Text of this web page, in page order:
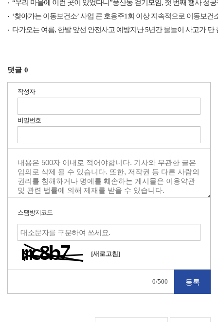
“우리 마을에 이런 곳이 있었다니”풍산동 걷기모임, 첫 번째 행사 성
‘찾아가는 이동보건소’ 사업 큰 호응주1회 이상 지속적으로 이동보건
다가오는 여름, 한발 앞선 안전사고 예방지난 5년간 물놀이 사고가 단
댓글 0
작성자
비밀번호
스팸방지코드
[새로고침]
0/500